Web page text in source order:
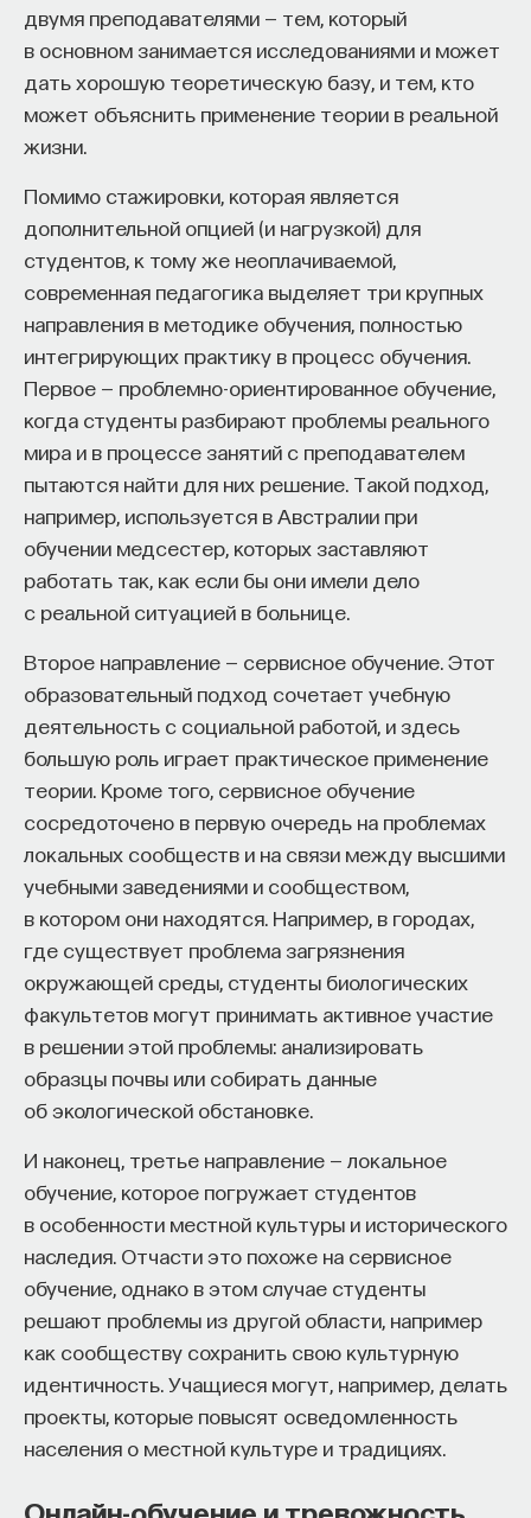
двумя преподавателями — тем, который
в основном занимается исследованиями и может
дать хорошую теоретическую базу, и тем, кто
может объяснить применение теории в реальной
жизни.
Помимо стажировки, которая является
дополнительной опцией (и нагрузкой) для
студентов, к тому же неоплачиваемой,
современная педагогика выделяет три крупных
направления в методике обучения, полностью
интегрирующих практику в процесс обучения.
Первое — проблемно-ориентированное обучение,
когда студенты разбирают проблемы реального
мира и в процессе занятий с преподавателем
пытаются найти для них решение. Такой подход,
например, используется в Австралии при
обучении медсестер, которых заставляют
работать так, как если бы они имели дело
с реальной ситуацией в больнице.
Второе направление — сервисное обучение. Этот
образовательный подход сочетает учебную
деятельность с социальной работой, и здесь
большую роль играет практическое применение
теории. Кроме того, сервисное обучение
сосредоточено в первую очередь на проблемах
локальных сообществ и на связи между высшими
учебными заведениями и сообществом,
в котором они находятся. Например, в городах,
где существует проблема загрязнения
окружающей среды, студенты биологических
факультетов могут принимать активное участие
в решении этой проблемы: анализировать
образцы почвы или собирать данные
об экологической обстановке.
И наконец, третье направление — локальное
обучение, которое погружает студентов
в особенности местной культуры и исторического
наследия. Отчасти это похоже на сервисное
обучение, однако в этом случае студенты
решают проблемы из другой области, например
как сообществу сохранить свою культурную
идентичность. Учащиеся могут, например, делать
проекты, которые повысят осведомленность
населения о местной культуре и традициях.
Онлайн-обучение и тревожность